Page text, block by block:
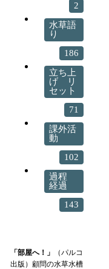
2
水草語
り
186
立ち上
げ リ
セット
71
課外活
動
102
過程
経過
143
「部屋へ！」
（パルコ
出版）顧問の水草水槽